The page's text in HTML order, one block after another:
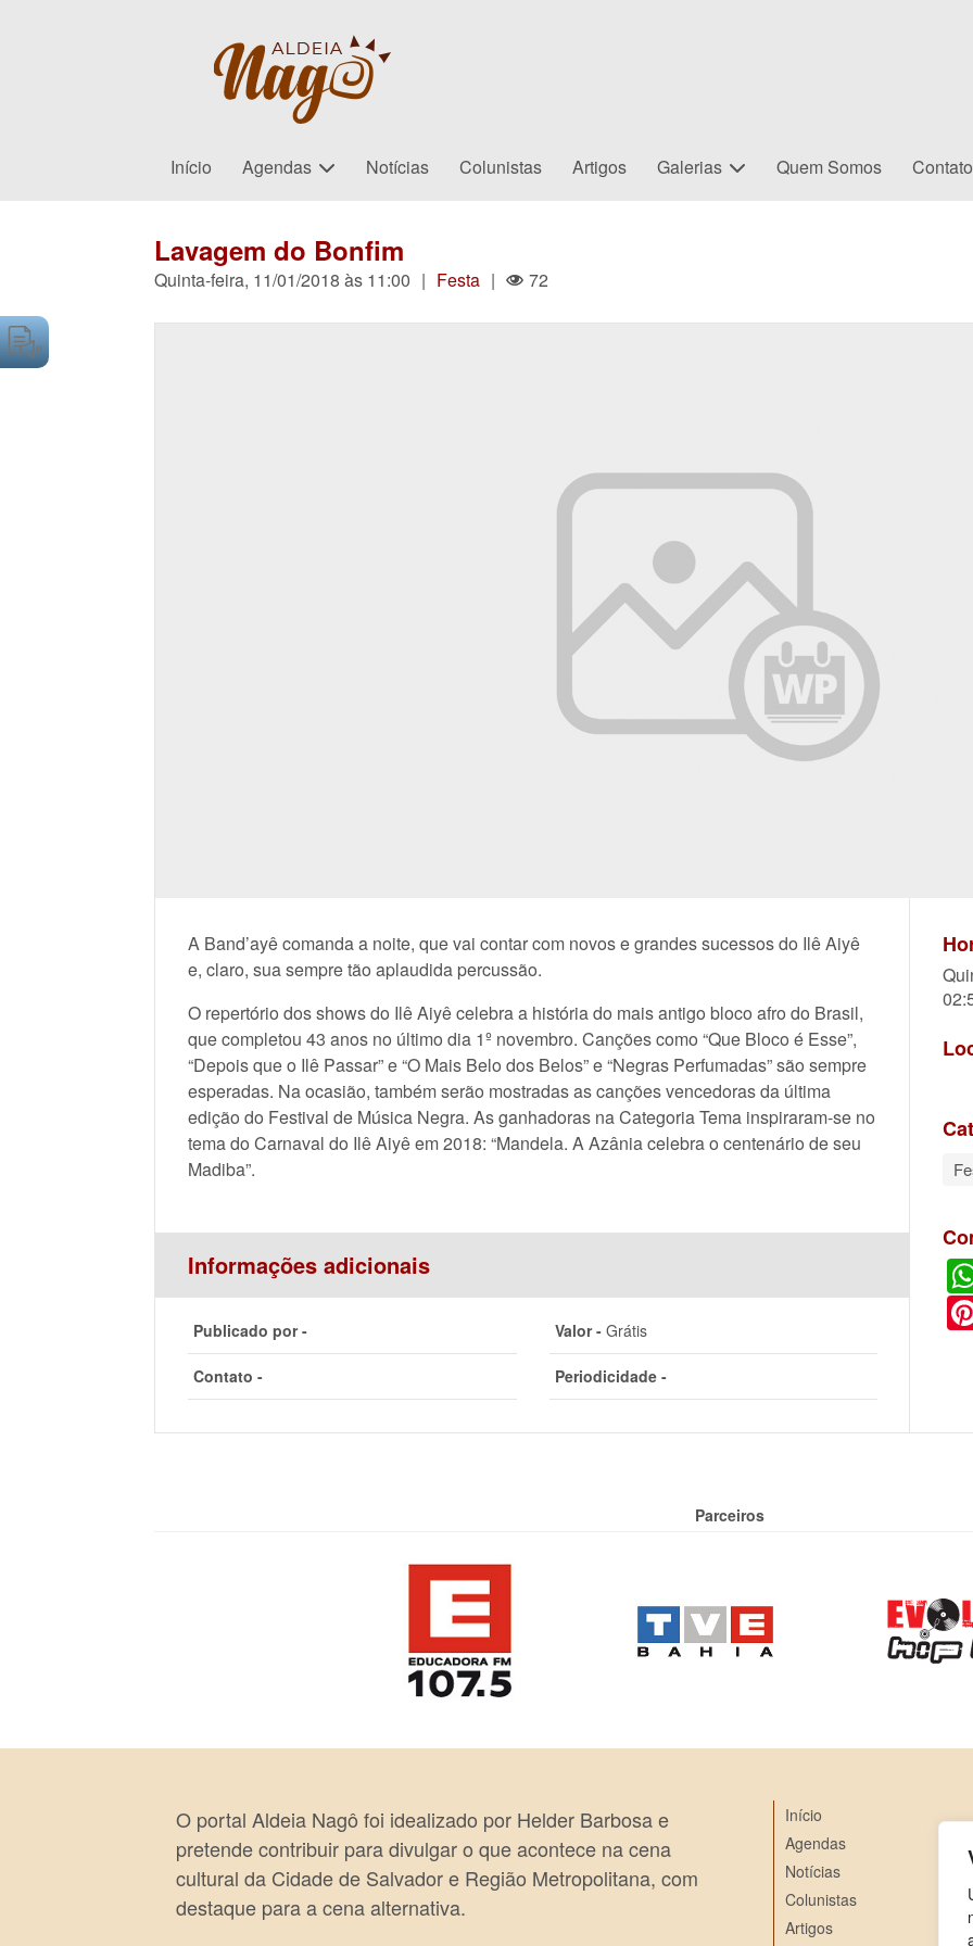
Início Agendas Notícias Colunistas Artigos Galerias Quem Somos Contato
Lavagem do Bonfim
Quinta-feira, 11/01/2018 às 11:00 | Festa | 72
A Band’ayê comanda a noite, que vai contar com novos e grandes sucessos do Ilê Aiyê
e, claro, sua sempre tão aplaudida percussão.
O repertório dos shows do Ilê Aiyê celebra a história do mais antigo bloco afro do Brasil,
que completou 43 anos no último dia 1º novembro. Canções como “Que Bloco é Esse”,
“Depois que o Ilê Passar” e “O Mais Belo dos Belos” e “Negras Perfumadas” são sempre
esperadas. Na ocasião, também serão mostradas as canções vencedoras da última
edição do Festival de Música Negra. As ganhadoras na Categoria Tema inspiraram-se no
tema do Carnaval do Ilê Aiyê em 2018: “Mandela. A Azânia celebra o centenário de seu
Madiba”.
Informações adicionais
Publicado por - Valor -Grátis
Contato - Periodicidade -
Parceiros
O portal Aldeia Nagô foi idealizado por Helder Barbosa e
pretende contribuir para divulgar o que acontece na cena
cultural da Cidade de Salvador e Região Metropolitana, com
destaque para a cena alternativa.
Início
Agendas
Notícias
Colunistas
Artigos